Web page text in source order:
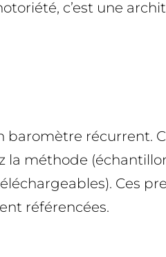
c’est une
baromètre récurrent.
la méthode
Ces
référencées.